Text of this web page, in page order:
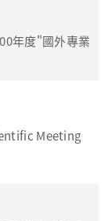
年度"國外專業
Meeting